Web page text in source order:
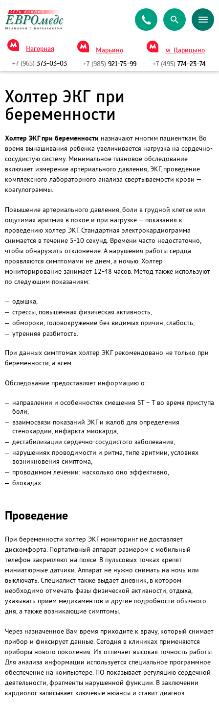
Нагорная
+7 (965) 373-03-03
Марьино
+7 (985)921-75-99
м. Царицыно
+7 (495) 774-23-74
Холтер ЭКГ при
беременности
Холтер ЭКГ при беременности назначают многим пациенткам. Во
время вынашивания ребенка увеличивается нагрузка на сердечно-
сосудистую систему. Минимальное плановое обследование
включает измерение артериального давления, ЭКГ, проведение
комплексного лабораторного анализа свертываемости крови —
коагулограммы.
Повышение артериального давления, боли в грудной клетке или
ощутимая аритмия в покое и при нагрузке — показания к
проведению холтер ЭКГ. Стандартная электрокардиограмма
снимается в течение 5-10 секунд. Времени часто недостаточно,
чтобы обнаружить отклонение. А нарушения работы сердца
проявляются симптомами не днем, а ночью. Холтер
мониторирование занимает 12-48 часов. Метод также используют
по следующим показаниям:
одышка,
стрессы, повышенная физическая активность,
обмороки, головокружение без видимых причин, слабость,
утренняя разбитость.
При данных симптомах холтер ЭКГ рекомендовано не только при
беременности, а всем.
Обследование предоставляет информацию о:
направлении и особенностях смещения ST – T во время приступа
боли,
взаимосвязи показаний ЭКГ и жалоб для определения
стенокардии, инфаркта миокарда,
дестабилизации сердечно-сосудистого заболевания,
нарушениях проводимости и ритма, типе аритмии, условиях
возникновения симптома,
проводимом лечении: насколько оно эффективно,
блокадах.
Проведение
При беременности холтер ЭКГ мониторинг не доставляет
дискомфорта. Портативный аппарат размером с мобильный
телефон закрепляют на поясе. В пульсовых точках крепят
миниатюрные датчики. Аппарат не нужно снимать на ночь или
выключать. Специалист также выдает дневник, в котором
необходимо отмечать фазы физической активности, отдыха,
указывать прием медикаментов и другие подробности обычного
дня, а также возникающие симптомы.
Через назначенное Вам время приходите к врачу, который снимает
прибор и фиксирует данные. Сегодня в клиниках применяются
приборы нового поколения. Их отличает высокая точность работы.
Для анализа информации используется специальное программное
обеспечение на компьютере. ПО показывает регуляцию сердечной
деятельности, фрагменты нарушенной функции. В заключении
кардиолог записывает ключевые нюансы и ставит диагноз.